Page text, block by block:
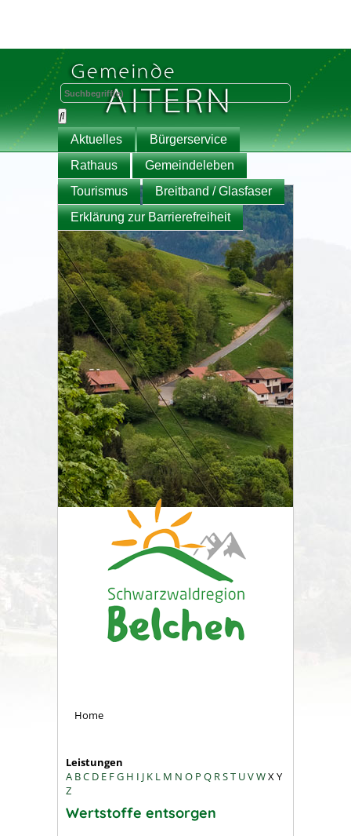
Aktuelles
Bürgerservice
Rathaus
Gemeindeleben
Tourismus
Breitband / Glasfaser
Erklärung zur Barrierefreiheit
Home
Leistungen
A BC D E FG H I J K L M N O P Q RST UVWXY
Z
Wertstoffe entsorgen